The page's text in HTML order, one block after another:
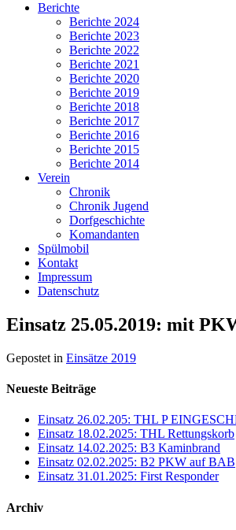
Berichte
Berichte 2024
Berichte 2023
Berichte 2022
Berichte 2021
Berichte 2020
Berichte 2019
Berichte 2018
Berichte 2017
Berichte 2016
Berichte 2015
Berichte 2014
Verein
Chronik
Chronik Jugend
Dorfgeschichte
Komandanten
Spülmobil
Kontakt
Impressum
Datenschutz
Einsatz 25.05.2019: mit
Gepostet in Einsätze 2019
Neueste Beiträge
Einsatz 26.02.205: THL P
Einsatz 18.02.2025: THL Rettungskorb
Einsatz 14.02.2025: B3 Kaminbrand
Einsatz 02.02.2025: B2 PKW auf BAB
Einsatz 31.01.2025: First Responder
Archiv